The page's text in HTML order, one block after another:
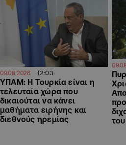
09.08.2026 12:03
ΥΠΑΜ: Η Τουρκία είναι η
τελευταία χώρα που
δικαιούται να κάνει
μαθήματα ειρήνης και
διεθνούς ηρεμίας
του